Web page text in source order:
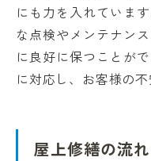
にも力を入れていま
な点検やメンテナン
に良好に保つことが
に対応し、お客様の
屋上修繕の流れ